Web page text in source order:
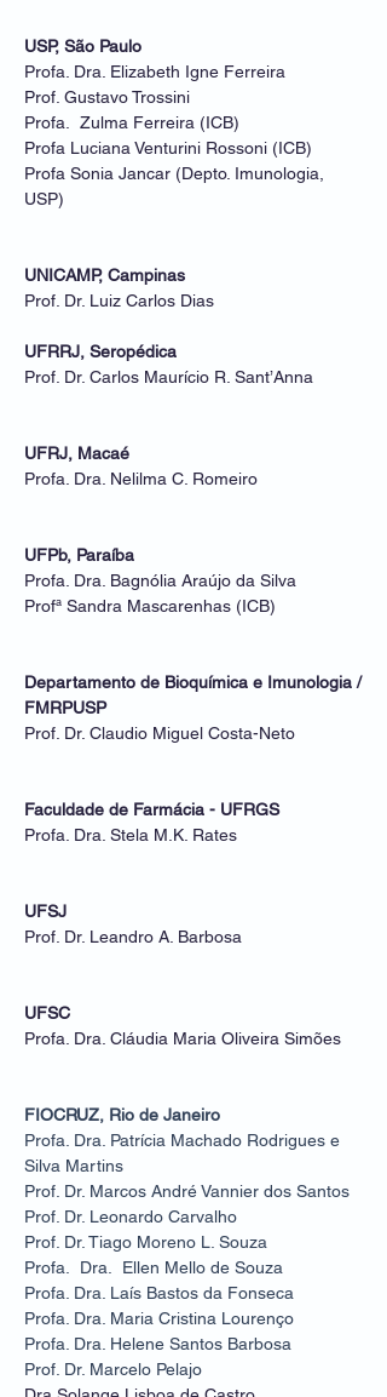
USP, São Paulo
Profa. Dra. Elizabeth Igne Ferreira
Prof. Gustavo Trossini
Profa. Zulma Ferreira (ICB)
Profa Luciana Venturini Rossoni (ICB)
Profa Sonia Jancar (Depto. Imunologia,
USP)
UNICAMP, Campinas
Prof. Dr. Luiz Carlos Dias
UFRRJ, Seropédica
Prof. Dr. Carlos Maurício R. Sant’Anna
UFRJ, Macaé
Profa. Dra. Nelilma C. Romeiro
UFPb, Paraíba
Profa. Dra. Bagnólia Araújo da Silva
Profª Sandra Mascarenhas (ICB)
Departamento de Bioquímica e Imunologia /
FMRPUSP
Prof. Dr. Claudio Miguel Costa-Neto
Faculdade de Farmácia - UFRGS
Profa. Dra. Stela M.K. Rates
UFSJ
Prof. Dr. Leandro A. Barbosa
UFSC
Profa. Dra. Cláudia Maria Oliveira Simões
FIOCRUZ, Rio de Janeiro
Profa. Dra. Patrícia Machado Rodrigues e
Silva Martins
Prof. Dr. Marcos André Vannier dos Santos
Prof. Dr. Leonardo Carvalho
Prof. Dr. Tiago Moreno L. Souza
Profa. Dra. Ellen Mello de Souza
Profa. Dra. Laís Bastos da Fonseca
Profa. Dra. Maria Cristina Lourenço
Profa. Dra. Helene Santos Barbosa
Prof. Dr. Marcelo Pelajo